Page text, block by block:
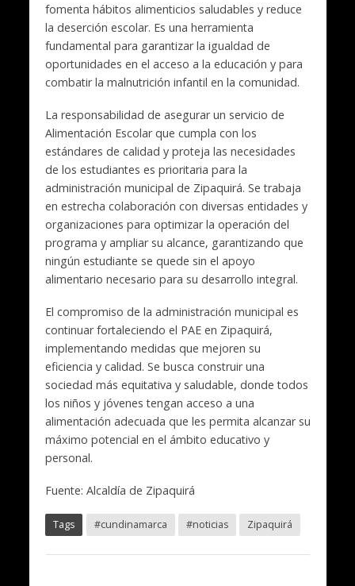
fomenta hábitos alimenticios saludables y reduce
la deserción escolar. Es una herramienta
fundamental para garantizar la igualdad de
oportunidades en el acceso a la educación y para
combatir la malnutrición infantil en la comunidad.
La responsabilidad de asegurar un servicio de
Alimentación Escolar que cumpla con los
estándares de calidad y proteja las necesidades
de los estudiantes es prioritaria para la
administración municipal de Zipaquirá. Se trabaja
en estrecha colaboración con diversas entidades y
organizaciones para optimizar la operación del
programa y ampliar su alcance, garantizando que
ningún estudiante se quede sin el apoyo
alimentario necesario para su desarrollo integral.
El compromiso de la administración municipal es
continuar fortaleciendo el PAE en Zipaquirá,
implementando medidas que mejoren su
eficiencia y calidad. Se busca construir una
sociedad más equitativa y saludable, donde todos
los niños y jóvenes tengan acceso a una
alimentación adecuada que les permita alcanzar su
máximo potencial en el ámbito educativo y
personal.
Fuente: Alcaldía de Zipaquirá
Tags #cundinamarca #noticias Zipaquirá